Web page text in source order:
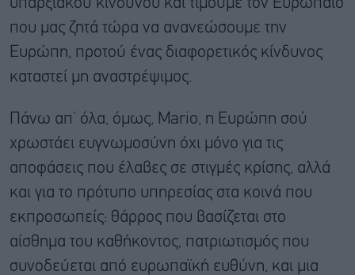
υπαρξιακού κινδύνου και τιμούμε τον Ευρωπαίο
που μας ζητά τώρα να ανανεώσουμε την
Ευρώπη, προτού ένας διαφορετικός κίνδυνος
καταστεί μη αναστρέψιμος.
Πάνω απ’ όλα, όμως, Mario, η Ευρώπη σού
χρωστάει ευγνωμοσύνη όχι μόνο για τις
αποφάσεις που έλαβες σε στιγμές κρίσης, αλλά
και για το πρότυπο υπηρεσίας στα κοινά που
εκπροσωπείς: θάρρος που βασίζεται στο
αίσθημα του καθήκοντος, πατριωτισμός που
συνοδεύεται από ευρωπαϊκή ευθύνη, και μια